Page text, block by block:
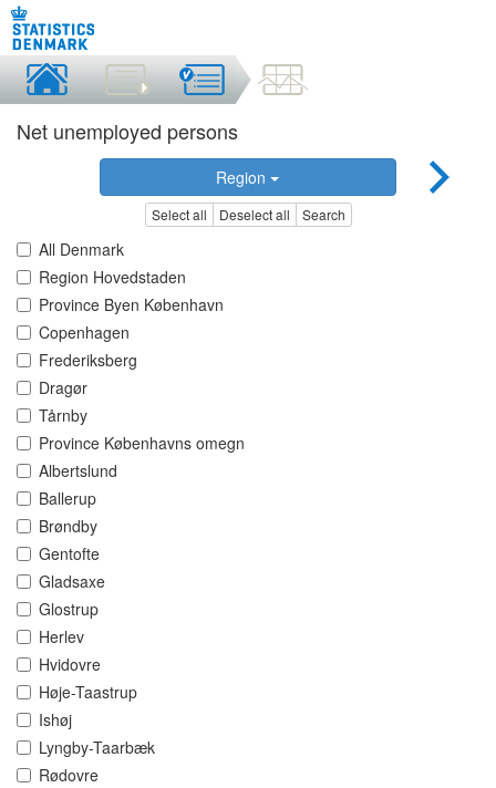
Net unemployed persons
Region
Select all Deselect all Search
All Denmark
Region Hovedstaden
Province Byen København
Copenhagen
Frederiksberg
Dragør
Tårnby
Province Københavns omegn
Albertslund
Ballerup
Brøndby
Gentofte
Gladsaxe
Glostrup
Herlev
Hvidovre
Høje-Taastrup
Ishøj
Lyngby-Taarbæk
Rødovre